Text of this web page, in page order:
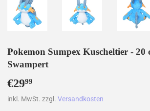
Pokemon Sumpex Kuscheltier - 20
Swampert
€2999
inkl. MwSt. zzgl. Versandkosten